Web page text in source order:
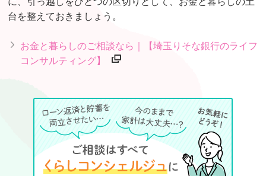
台を整えておきましょう。
お金と暮らしのご相談なら｜【埼玉りそな銀行のライフ
コンサルティング】